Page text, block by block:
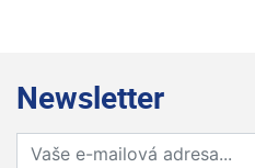
Newsletter
Přihlaste se k odběru novinek